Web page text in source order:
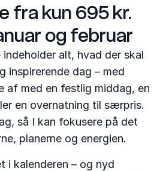
fra kun 695 kr.
og februar
alt, hvad der skal
inspirerende dag – med
af med en festlig middag, en
en overnatning til særpris.
så I kan fokusere på det
planerne og energien.
i kalenderen – og nyd